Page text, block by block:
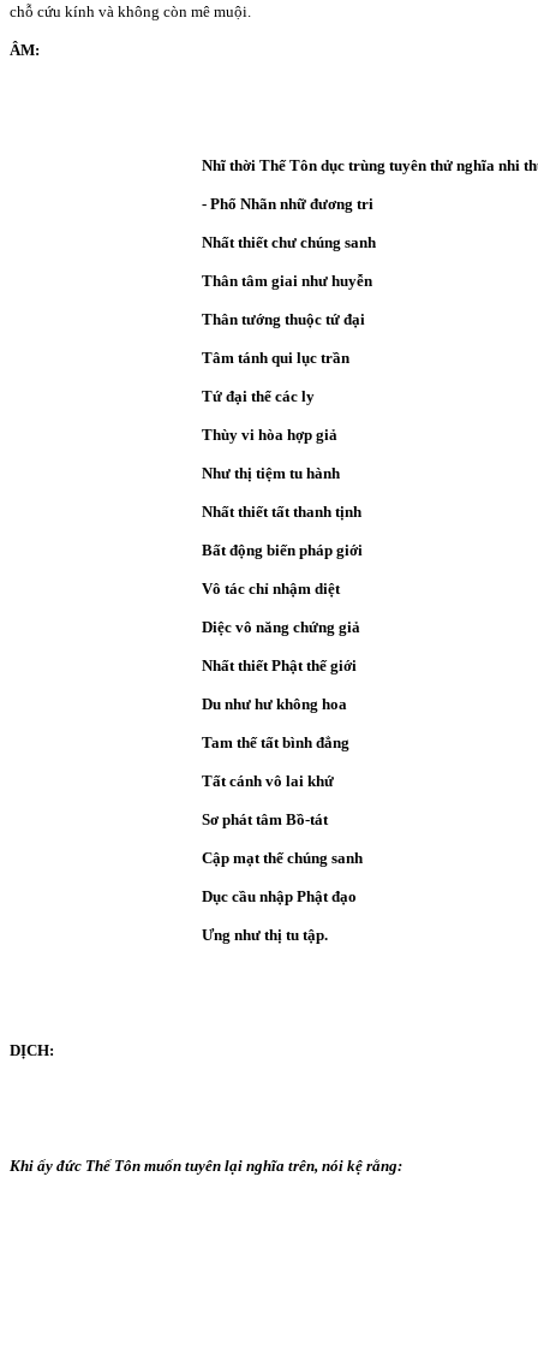
chỗ cứu kính và không còn mê muội.
ÂM:
Nhĩ thời Thế Tôn dục trùng tuyên thử nghĩa nhi
- Phổ Nhãn nhữ đương tri
Nhất thiết chư chúng sanh
Thân tâm giai như huyễn
Thân tướng thuộc tứ đại
Tâm tánh qui lục trần
Tứ đại thể các ly
Thùy vi hòa hợp giả
Như thị tiệm tu hành
Nhất thiết tất thanh tịnh
Bất động biến pháp giới
Vô tác chỉ nhậm diệt
Diệc vô năng chứng giả
Nhất thiết Phật thế giới
Du như hư không hoa
Tam thế tất bình đẳng
Tất cánh vô lai khứ
Sơ phát tâm Bồ-tát
Cập mạt thế chúng sanh
Dục cầu nhập Phật đạo
Ưng như thị tu tập.
DỊCH:
Khi ấy đức Thế Tôn muốn tuyên lại nghĩa trên, nói kệ rằng: